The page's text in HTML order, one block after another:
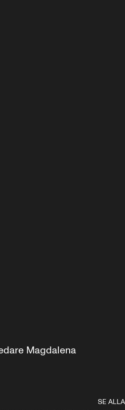
Magdalena
SE ALLA